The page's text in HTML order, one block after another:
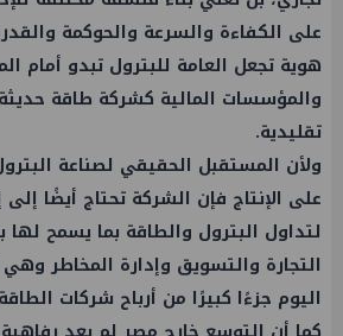
على الكفاءة والسرعة والحوكمة
هوية تجعل العامة للبترول تبدو أمام
والمؤسسات المالية كشركة طاقة حديثة
تقليدية.
ولأن المستقبل الحقيقي لصناعة
على الإنتاج فإن الشركة تحتاج أيضًا
لتداول البترول والطاقة بما يسمح
التجارة والتسويق وإدارة المخاطر
اليوم جزءًا كبيرًا من أرباح شركات